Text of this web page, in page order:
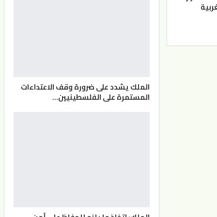
الملك يشدد على ضرورة وقف الاعتداءات
المستمرة على الفلسطينيين…